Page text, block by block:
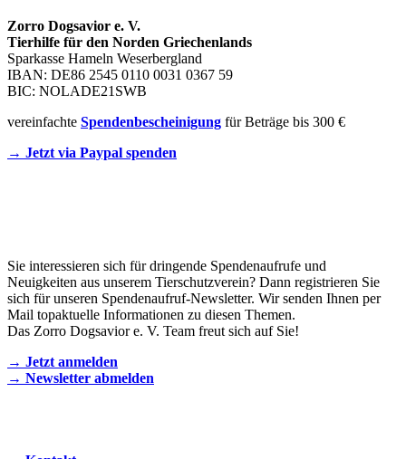
Zorro Dogsavior e. V.
Tierhilfe für den Norden Griechenlands
Sparkasse Hameln Weserbergland
IBAN: DE86 2545 0110 0031 0367 59
BIC: NOLADE21SWB
vereinfachte Spendenbescheinigung für Beträge bis 300 €
→ Jetzt via Paypal spenden
Sie interessieren sich für dringende Spendenaufrufe und
Neuigkeiten aus unserem Tierschutzverein? Dann registrieren Sie
sich für unseren Spendenaufruf-Newsletter. Wir senden Ihnen per
Mail topaktuelle Informationen zu diesen Themen.
Das Zorro Dogsavior e. V. Team freut sich auf Sie!
→ Jetzt anmelden
→ Newsletter abmelden